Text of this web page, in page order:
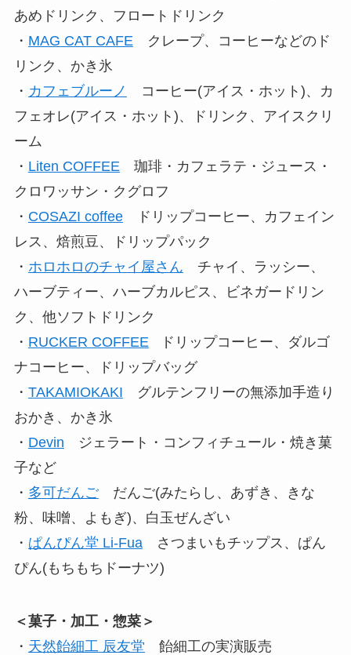
あめドリンク、フロートドリンク
・ MAG CAT CAFEクレープ、コーヒーなどのド
リンク、かき氷
・ カフェブルーノ
コーヒー(アイス・ホット)、カ
フェオレ(アイス・ホット)、ドリンク、アイスクリ
ーム
・ Liten COFFEE珈琲・カフェラテ・ジュース・
クロワッサン・クグロフ
・ COSAZI coffeeドリップコーヒー、カフェイン
レス、焙煎豆、ドリップパック
・ ホロホロのチャイ屋さん チャイ、ラッシー、
ハーブティー、ハーブカルピス、ビネガードリン
ク、他ソフトドリンク
・ RUCKER COFFEEドリップコーヒー、ダルゴ
ナコーヒー、ドリップバッグ
・ TAKAMIOKAKI グルテンフリーの無添加手造り
おかき、かき氷
・ Devin ジェラート・コンフィチュール・焼き菓
子など
・ 多可だんごだんご(みたらし、あずき、きな
粉、味噌、よもぎ)、白玉ぜんざい
・ ぱんぴん堂 Li-Fuaさつまいもチップス、ぱん
ぴん(もちもちドーナツ)
＜菓子・加工・惣菜＞
・ 天然飴細工 辰友堂 飴細工の実演販売